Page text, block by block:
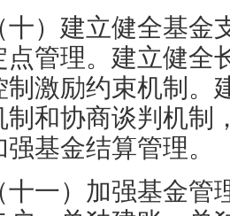
建立健全基金支
点管理。建立健全
制激励约束机制。
制和协商谈判机制
基金结算管理。
）加强基金管理